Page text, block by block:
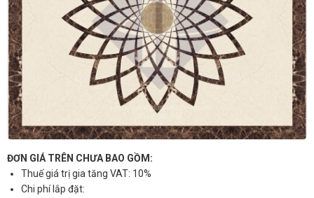
ĐƠN GIÁ TRÊN CHƯA BAO GỒM:
Thuế giá trị gia tăng VAT: 10%
Chi phí lắp đặt: